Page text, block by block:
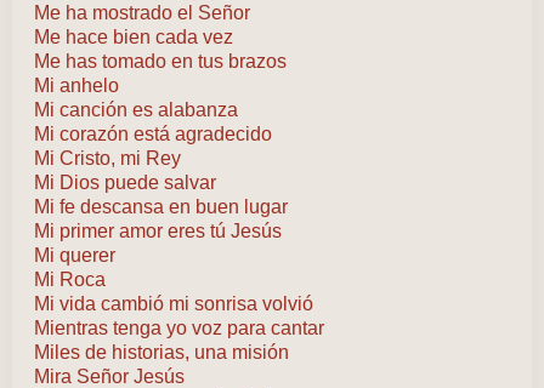
Me ha mostrado el Señor
Me hace bien cada vez
Me has tomado en tus brazos
Mi anhelo
Mi canción es alabanza
Mi corazón está agradecido
Mi Cristo, mi Rey
Mi Dios puede salvar
Mi fe descansa en buen lugar
Mi primer amor eres tú Jesús
Mi querer
Mi Roca
Mi vida cambió mi sonrisa volvió
Mientras tenga yo voz para cantar
Miles de historias, una misión
Mira Señor Jesús